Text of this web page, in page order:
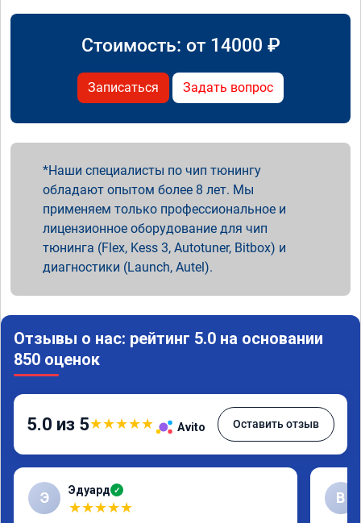
Стоимость: от 14000 ₽
Записаться Задать вопрос
Наши специалисты по чип тюнингу
обладают опытом более 8 лет. Мы
применяем только профессиональное и
лицензионное оборудование для чип
тюнинга (Flex, Kess 3, Autotuner, Bitbox) и
диагностики (Launch, Autel).
Отзывы о нас: рейтинг 5.0 на основании
850 оценок
5.0 из 5★★★★★ Avito Оставить отзыв
Э Эдуард ✓
★★★★★
В